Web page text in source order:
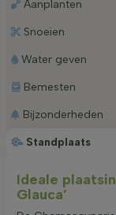
Standplaats
Aanplanten
Snoeien
Water geven
Bemesten
Bijzonderheden
Ideale
Glauca’